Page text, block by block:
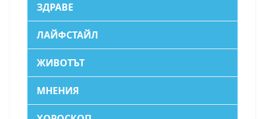
ЗДРАВЕ
ЛАЙФСТАЙЛ
ЖИВОТЪТ
МНЕНИЯ